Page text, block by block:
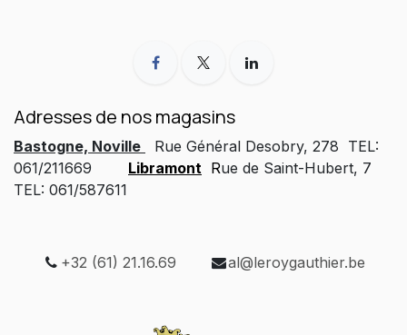
Adresses de nos magasins
Bastogne, Noville
Rue Général Desobry, 278 TEL:
061/211669
Libramont Rue de Saint-Hubert, 7
TEL: 061/587611
+32 (61) 21.16.69 al@leroygauthier.be